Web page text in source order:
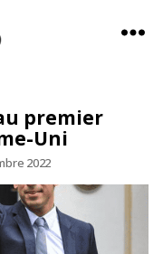
premier
Uni
2022